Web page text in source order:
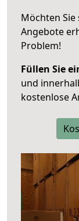
Möchten
Angebote
Problem!
Füllen Sie
und
kostenlose